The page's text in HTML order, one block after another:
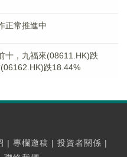
正常推進中
十，九福來(08611.HK)跌
跌18.44%
| 專欄邀稿 | 投資者關係 |